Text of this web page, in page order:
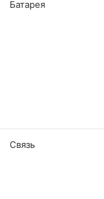
Батарея
Связь